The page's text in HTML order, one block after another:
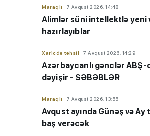
Maraqlı 7 Avqust 2026, 14:48
Alimlər süni intellektlə yeni
hazırlayıblar
Xaricdə təhsil 7 Avqust 2026, 14:29
Azərbaycanlı gənclər
dəyişir - SƏBƏBLƏR
Maraqlı 7 Avqust 2026, 13:55
Avqust ayında Günəş və Ay
baş verəcək